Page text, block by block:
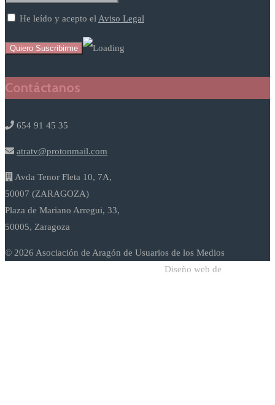
He leído y acepto elAviso Legal
Contáctanos
654 91 45 35
atratv@protonmail.com
Avda Tenor Fleta 10, 7A,
50007 (ZARAGOZA)
Plaza de Mariano Arregui, 33,
50005, Zaragoza
© 2026 Asociación de Aragón de Usuarios de los Medios
Diseño web de